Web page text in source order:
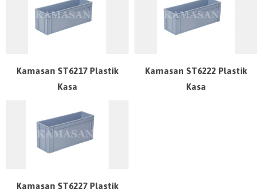
Kamasan ST6217 Plastik
Kasa
Kamasan ST6222 Plastik
Kasa
Kamasan ST6227 Plastik